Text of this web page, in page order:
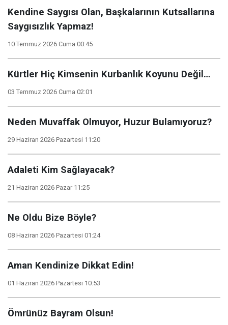
Kendine Saygısı Olan, Başkalarının Kutsallarına
Saygısızlık Yapmaz!
10 Temmuz 2026 Cuma 00:45
Kürtler Hiç Kimsenin Kurbanlık Koyunu Değil…
03 Temmuz 2026 Cuma 02:01
Neden Muvaffak Olmuyor, Huzur Bulamıyoruz?
29 Haziran 2026 Pazartesi 11:20
Adaleti Kim Sağlayacak?
21 Haziran 2026 Pazar 11:25
Ne Oldu Bize Böyle?
08 Haziran 2026 Pazartesi 01:24
Aman Kendinize Dikkat Edin!
01 Haziran 2026 Pazartesi 10:53
Ömrünüz Bayram Olsun!